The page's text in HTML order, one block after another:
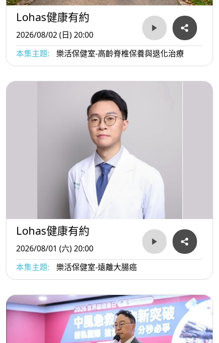
Lohas健康有約
2026/08/02 (日) 20:00
本集主題:
樂活保健室-高齡脊椎保養與退化治療
Lohas健康有約
2026/08/01 (六) 20:00
本集主題:
樂活保健室-遠離大腸癌